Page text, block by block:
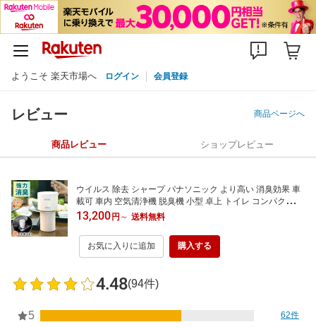
ようこそ 楽天市場へ ログイン 会員登録
レビュー 商品ページへ
商品レビュー ショップレビュー
ウイルス 除去 シャープ パナソニック より高い 消臭効果 車
載可 車内 空気清浄機 脱臭機 小型 卓上 トイレ コンパクト タ
バコ 猫 犬 ペット 介護 臭い ほこり カビ PM2.5 黄砂 除去 6
畳 ワンルーム 玄関 お手入れ簡単 ナイトライド 消臭器 LED
PURE ledピュア AH2 新品 ★
13,200円 ～ 送料無料
お気に入りに追加 購入する
4.48(94件)
5 62件